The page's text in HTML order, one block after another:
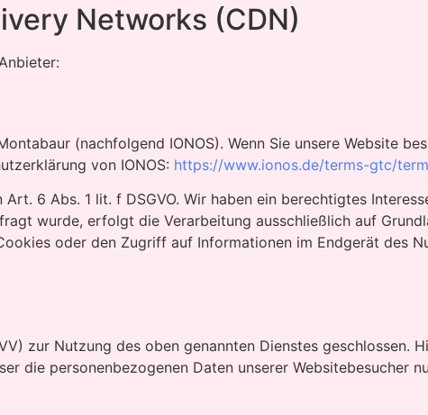
Networks (CDN)
(nachfolgend IONOS). Wenn Sie unsere Website
von IONOS: https://www.ionos.de/terms-gtc/
6 Abs. 1 lit. f DSGVO. Wir haben ein berechtigtes
wurde, erfolgt die Verarbeitung ausschließlich auf
oder den Zugriff auf Informationen im Endgerät des
zur Nutzung des oben genannten Dienstes geschlossen.
die personenbezogenen Daten unserer Websitebesucher